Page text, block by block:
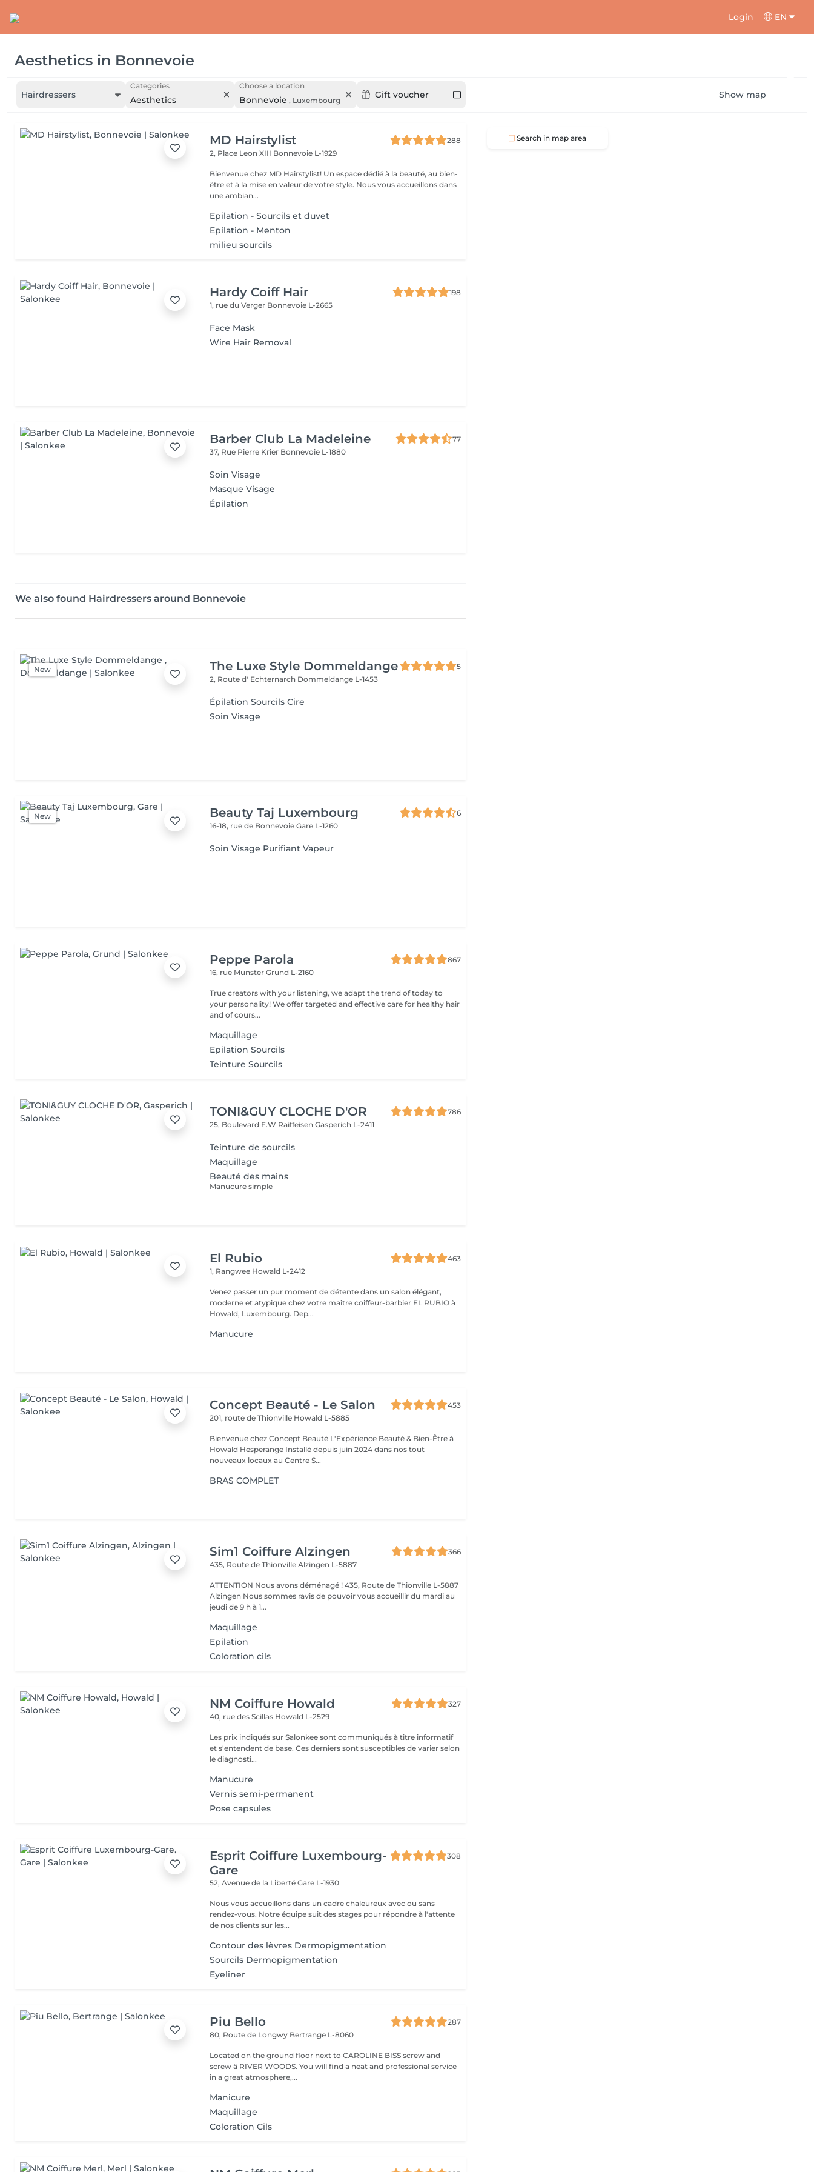
Login EN
Aesthetics in Bonnevoie
Hairdressers
Categories
Aesthetics
Choose a location
Bonnevoie , Luxembourg
Gift voucher Show map
MD Hairstylist
288
2, Place Leon XIII Bonnevoie L-1929
Bienvenue chez MD Hairstylist! Un espace dédié à la beauté, au bien-
être et à la mise en valeur de votre style. Nous vous accueillons dans
une ambian...
Epilation - Sourcils et duvet
Epilation - Menton
milieu sourcils
Hardy Coiff Hair
198
1, rue du Verger Bonnevoie L-2665
Face Mask
Wire Hair Removal
Barber Club La Madeleine
77
37, Rue Pierre Krier Bonnevoie L-1880
Soin Visage
Masque Visage
Épilation
We also found Hairdressers around Bonnevoie
New The Luxe Style Dommeldange
5
2, Route d' Echternarch Dommeldange L-1453
Épilation Sourcils Cire
Soin Visage
New Beauty Taj Luxembourg
6
16-18, rue de BonnevoieGare L-1260
Soin Visage Purifiant Vapeur
Peppe Parola
867
16, rue MunsterGrund L-2160
True creators with your listening, we adapt the trend of today to
your personality! We offer targeted and effective care for healthy hair
and of cours...
Maquillage
Epilation Sourcils
Teinture Sourcils
TONI&GUY CLOCHE D'OR
786
25, Boulevard F.W RaiffeisenGasperich L-2411
Teinture de sourcils
Maquillage
Beauté des mains
Manucure simple
El Rubio
463
1, Rangwee Howald L-2412
Venez passer un pur moment de détente dans un salon élégant,
moderne et atypique chez votre maître coiffeur-barbier EL RUBIO à
Howald, Luxembourg. Dep...
Manucure
Concept Beauté - Le Salon
453
201, route de Thionville Howald L-5885
Bienvenue chez Concept Beauté L'Expérience Beauté & Bien-Être à
Howald Hesperange Installé depuis juin 2024 dans nos tout
nouveaux locaux au Centre S...
BRAS COMPLET
Sim1 Coiffure Alzingen
366
435, Route de ThionvilleAlzingen L-5887
ATTENTION Nous avons déménagé ! 435, Route de Thionville L-5887
Alzingen Nous sommes ravis de pouvoir vous accueillir du mardi au
jeudi de 9 h à 1...
Maquillage
Epilation
Coloration cils
NM Coiffure Howald
327
40, rue des Scillas Howald L-2529
Les prix indiqués sur Salonkee sont communiqués à titre informatif
et s'entendent de base. Ces derniers sont susceptibles de varier selon
le diagnosti...
Manucure
Vernis semi-permanent
Pose capsules
Esprit Coiffure Luxembourg-
Gare
308
52, Avenue de la LibertéGare L-1930
Nous vous accueillons dans un cadre chaleureux avec ou sans
rendez-vous. Notre équipe suit des stages pour répondre à l'attente
de nos clients sur les...
Contour des lèvres Dermopigmentation
Sourcils Dermopigmentation
Eyeliner
Piu Bello
287
80, Route de Longwy Bertrange L-8060
Located on the ground floor next to CAROLINE BISS screw and
screw â RIVER WOODS. You will find a neat and professional service
in a great atmosphere,...
Manicure
Maquillage
Coloration Cils
Search in map area